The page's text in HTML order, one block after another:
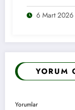
6 Mart 2026
YORUM
Yorumlar